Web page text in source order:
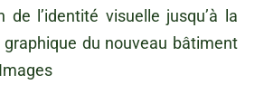
de l’identité visuelle jusqu’à la
graphique du nouveau bâtiment